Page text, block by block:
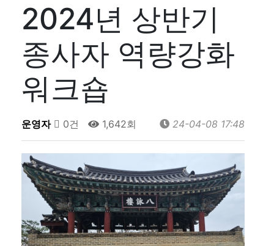
2024년 상반기
종사자 역량강화
워크숍
운영자 0건 1,642회 24-04-08 17:48